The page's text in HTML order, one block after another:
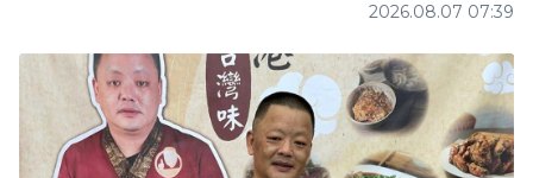
2026.08.07 07:39